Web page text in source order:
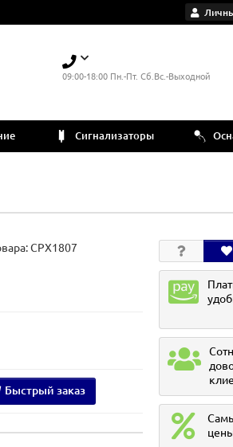
09:00-18:00 Пн.-Пт. Сб.Вс.-Выходной
Сигнализаторы
CPX1807
Быстрый заказ